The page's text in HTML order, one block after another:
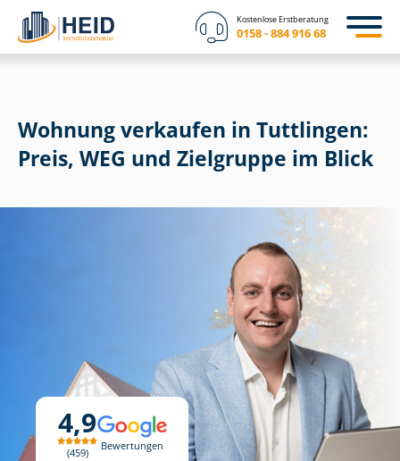
Kostenlose Erstberatung
0158 - 884 916 68
4,9
459
Bewertungen
Wohnung verkaufen in Tuttlingen:
Preis, WEG und Zielgruppe im Blick